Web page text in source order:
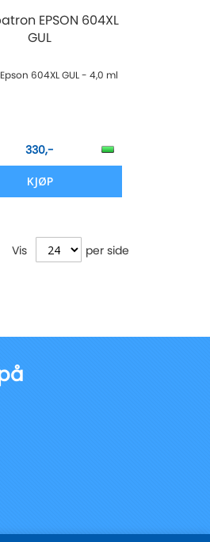
EPSON 604XL
GUL
604XL GUL - 4,0 ml
330,-
KJØP
Vis per side